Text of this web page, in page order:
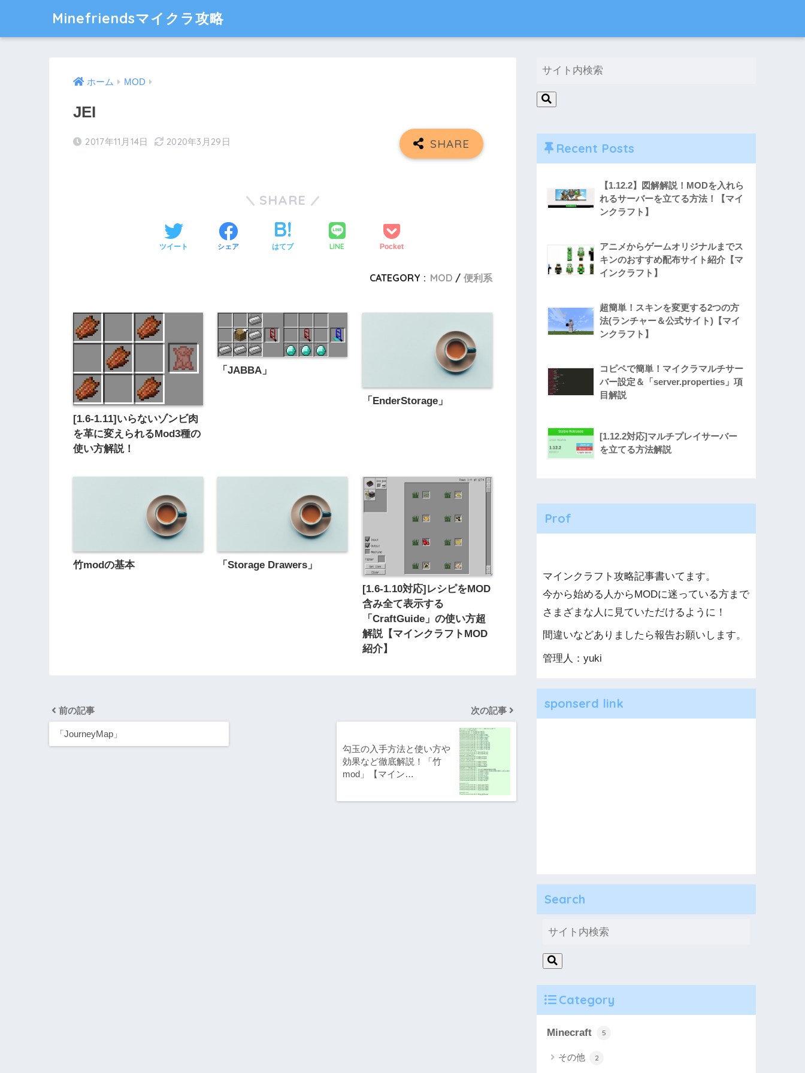
Minefriendsマイクラ攻略
ホーム MOD
JEI
2017年11月14日 2020年3月29日
SHARE
ツイート シェア はてブ LINE Pocket
CATEGORY : MOD 便利系
[1.6-1.11]いらないゾンビ肉
を革に変えられるMod3種の
使い方解説！
「JABBA」
「EnderStorage」
竹modの基本 「Storage Drawers」
[1.6-1.10対応]レシピをMOD
含み全て表示する
「CraftGuide」の使い方超
解説【マインクラフトMOD
紹介】
前の記事
「JourneyMap」
次の記事
勾玉の入手方法と使い方や
効果など徹底解説！「竹
mod」【マイン…
Recent Posts
【1.12.2】図解解説！MODを入れら
れるサーバーを立てる方法！【マイ
ンクラフト】
アニメからゲームオリジナルまでス
キンのおすすめ配布サイト紹介【マ
インクラフト】
超簡単！スキンを変更する2つの方
法(ランチャー＆公式サイト)【マイ
ンクラフト】
コピペで簡単！マイクラマルチサー
バー設定＆「server.properties」項
目解説
[1.12.2対応]マルチプレイサーバー
を立てる方法解説
Prof
マインクラフト攻略記事書いてます。
今から始める人からMODに迷っている方まで
さまざまな人に見ていただけるように！
間違いなどありましたら報告お願いします。
管理人：yuki
sponserd link
Search
Category
Minecraft 5
その他 2